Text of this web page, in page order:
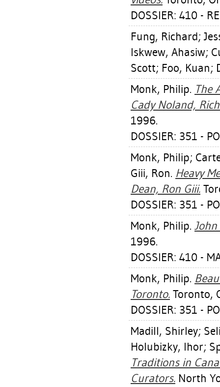
DOSSIER: 410 -
Fung, Richard;
Iskwew, Ahasiw;
Scott; Foo, Kuan;
Monk, Philip. The
Cady Noland,
1996.
DOSSIER: 351 -
Monk, Philip;
Giii, Ron. Heavy
Dean, Ron Giii.
DOSSIER: 351 -
Monk, Philip.
1996.
DOSSIER: 410 -
Monk, Philip.
Toronto. Toronto,
DOSSIER: 351 -
Madill, Shirley;
Holubizky, Ihor;
Traditions in
Curators. North